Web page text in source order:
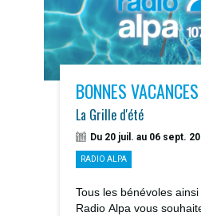
BONNES
La Grille d'été
Du 20 juil. au 06 sept.
RADIO ALPA
Tous les bénévoles
Radio Alpa vous